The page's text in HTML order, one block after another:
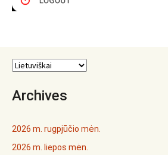
Archives
2026 m. rugpjūčio mėn.
2026 m. liepos mėn.